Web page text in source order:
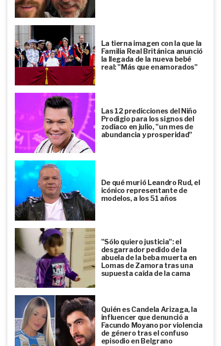
La tierna imagen con la que la
Familia Real Británica anunció
la llegada de la nueva bebé
real: "Más que enamorados"
Las 12 predicciones del Niño
Prodigio para los signos del
zodíaco en julio, "un mes de
abundancia y prosperidad"
De qué murió Leandro Rud, el
icónico representante de
modelos, a los 51 años
"Sólo quiero justicia": el
desgarrador pedido de la
abuela de la beba muerta en
Lomas de Zamora tras una
supuesta caída de la cama
Quién es Candela Arizaga, la
influencer que denunció a
Facundo Moyano por violencia
de género tras el confuso
episodio en Belgrano